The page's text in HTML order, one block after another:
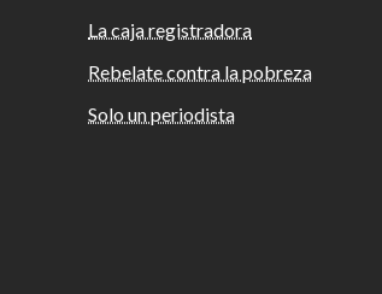
La caja registradora
Rebelate contra la pobreza
Solo un periodista